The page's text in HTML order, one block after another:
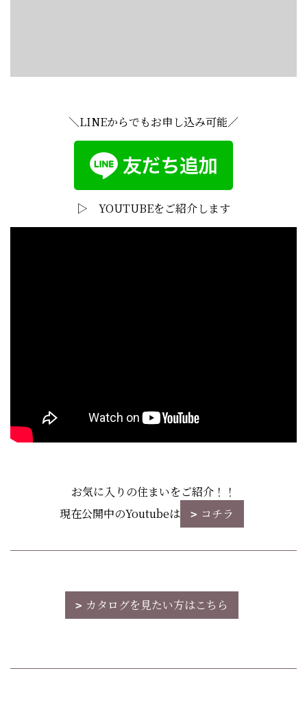
＼LINEからでもお申し込み可能／
▷ YOUTUBEをご紹介します
お気に入りの住まいをご紹介！！
現在公開中のYoutubeは
コチラ
カタログを見たい方はこちら